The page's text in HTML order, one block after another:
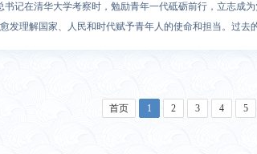
书记在清华大学考察时，勉励青年一代砥砺前行，立志成
发理解国家、人民和时代赋予青年人的使命和担当。过去
首页 1 2 3 4 5